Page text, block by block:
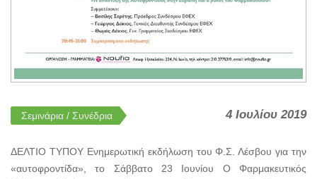
Σεμινάρια / Συνέδρια 4 Ιουλίου 2019
ΔΕΛΤΙΟ ΤΥΠΟΥ Ενημερωτική εκδήλωση του Φ.Σ. Λέσβου για την
«αυτοφροντίδα», το Σάββατο 23 Ιουνίου Ο Φαρμακευτικός